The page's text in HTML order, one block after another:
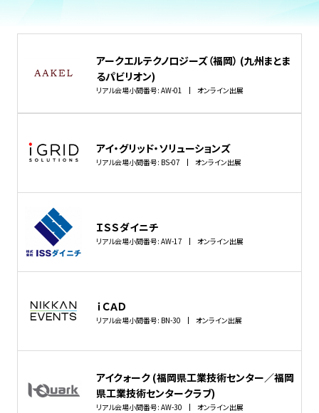
アークエルテクノロジーズ（福岡） (九州まとま
るパビリオン)
リアル会場小間番号: AW-01 オンライン出展
アイ・グリッド・ソリューションズ
リアル会場小間番号: BS-07 オンライン出展
ＩＳＳダイニチ
リアル会場小間番号: AW-17 オンライン出展
ｉＣＡＤ
リアル会場小間番号: BN-30 オンライン出展
アイクォーク (福岡県工業技術センター／福岡
県工業技術センタークラブ)
リアル会場小間番号: AW-30 オンライン出展